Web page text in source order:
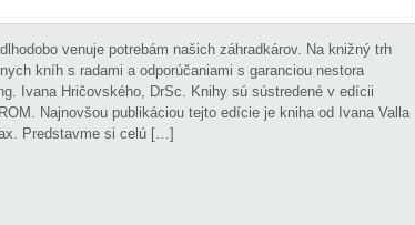
venuje potrebám našich záhradkárov. Na knižný trh
kníh s radami a odporúčaniami s garanciou nestora
Ivana Hričovského, DrSc. Knihy sú sústredené v edícii
Najnovšou publikáciou tejto edície je kniha od Ivana Valla
Predstavme si celú […]